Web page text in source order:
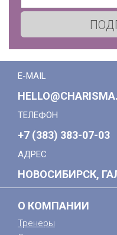
E-MAIL
ТЕЛЕФОН
+7 (383) 383-07-03
АДРЕС
НОВОСИБИРСК,
О КОМПАНИИ
Тренеры